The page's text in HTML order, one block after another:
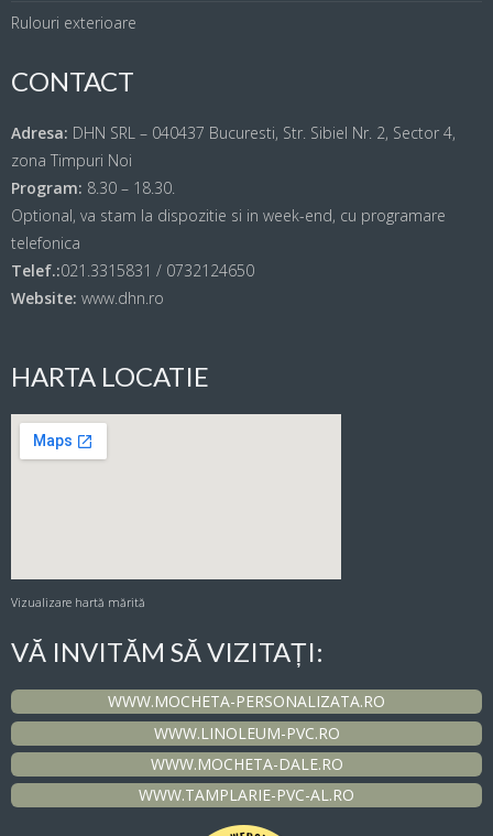
Rulouri exterioare
CONTACT
Adresa: DHN SRL – 040437 Bucuresti, Str. Sibiel Nr. 2, Sector 4,
zona Timpuri Noi
Program: 8.30 – 18.30.
Optional, va stam la dispozitie si in week-end, cu programare
telefonica
Telef.:021.3315831 / 0732124650
Website: www.dhn.ro
HARTA LOCATIE
Vizualizare hartă mărită
VĂ INVITĂM SĂ VIZITAȚI:
WWW.MOCHETA-PERSONALIZATA.RO
WWW.LINOLEUM-PVC.RO
WWW.MOCHETA-DALE.RO
WWW.TAMPLARIE-PVC-AL.RO